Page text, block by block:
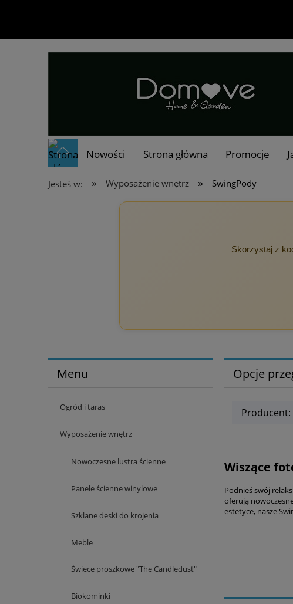
Nowości Strona główna Promocje
Jesteś w: » Wyposażenie wnętrz » SwingPody
Skorzystaj z
Menu
Ogród i taras
Wyposażenie wnętrz
Nowoczesne lustra ścienne
Panele ścienne winylowe
Szklane deski do krojenia
Meble
Świece proszkowe "The Candledust"
Biokominki
Opcje
Producent:
Wiszące
Podnieś swój
oferują
estetyce, nasze